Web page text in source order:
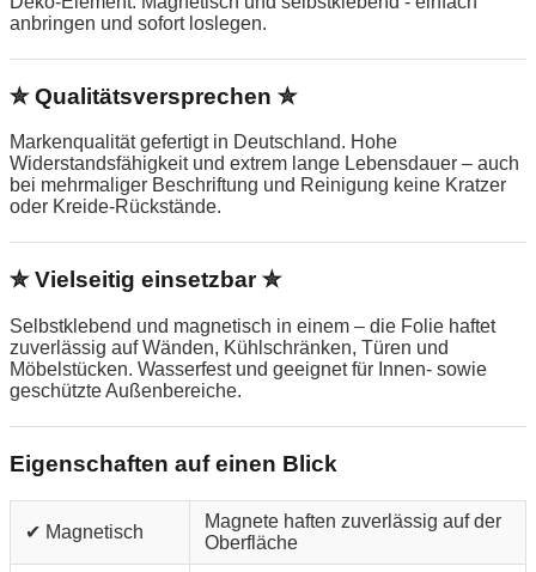
anbringen und sofort loslegen.
✮ Qualitätsversprechen ✮
Markenqualität gefertigt in Deutschland. Hohe
Widerstandsfähigkeit und extrem lange Lebensdauer – auch
bei mehrmaliger Beschriftung und Reinigung keine Kratzer
oder Kreide-Rückstände.
✮ Vielseitig einsetzbar ✮
Selbstklebend und magnetisch in einem – die Folie haftet
zuverlässig auf Wänden, Kühlschränken, Türen und
Möbelstücken. Wasserfest und geeignet für Innen- sowie
geschützte Außenbereiche.
Eigenschaften auf einen Blick
✔ Magnetisch
Magnete haften zuverlässig auf der
Oberfläche